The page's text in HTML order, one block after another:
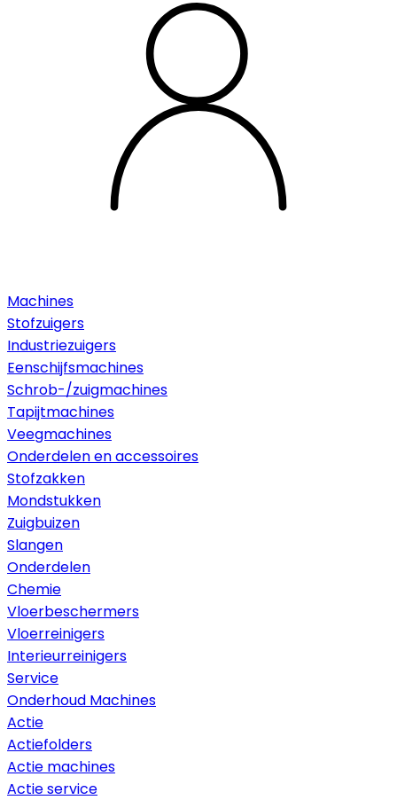
Machines
Stofzuigers
Industriezuigers
Eenschijfsmachines
Schrob-/zuigmachines
Tapijtmachines
Veegmachines
Onderdelen en accessoires
Stofzakken
Mondstukken
Zuigbuizen
Slangen
Onderdelen
Chemie
Vloerbeschermers
Vloerreinigers
Interieurreinigers
Service
Onderhoud Machines
Actie
Actiefolders
Actie machines
Actie service